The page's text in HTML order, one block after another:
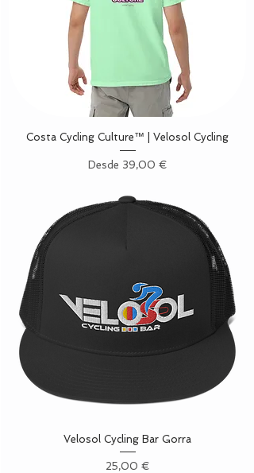
Costa Cycling Culture™ | Velosol Cycling
Desde 39,00 €
Precio de oferta
Velosol Cycling Bar Gorra
Precio
25,00 €